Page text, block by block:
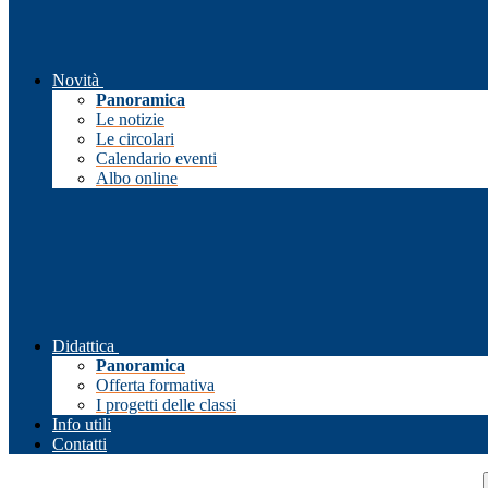
Novità
Panoramica
Le notizie
Le circolari
Calendario eventi
Albo online
Didattica
Panoramica
Offerta formativa
I progetti delle classi
Info utili
Contatti